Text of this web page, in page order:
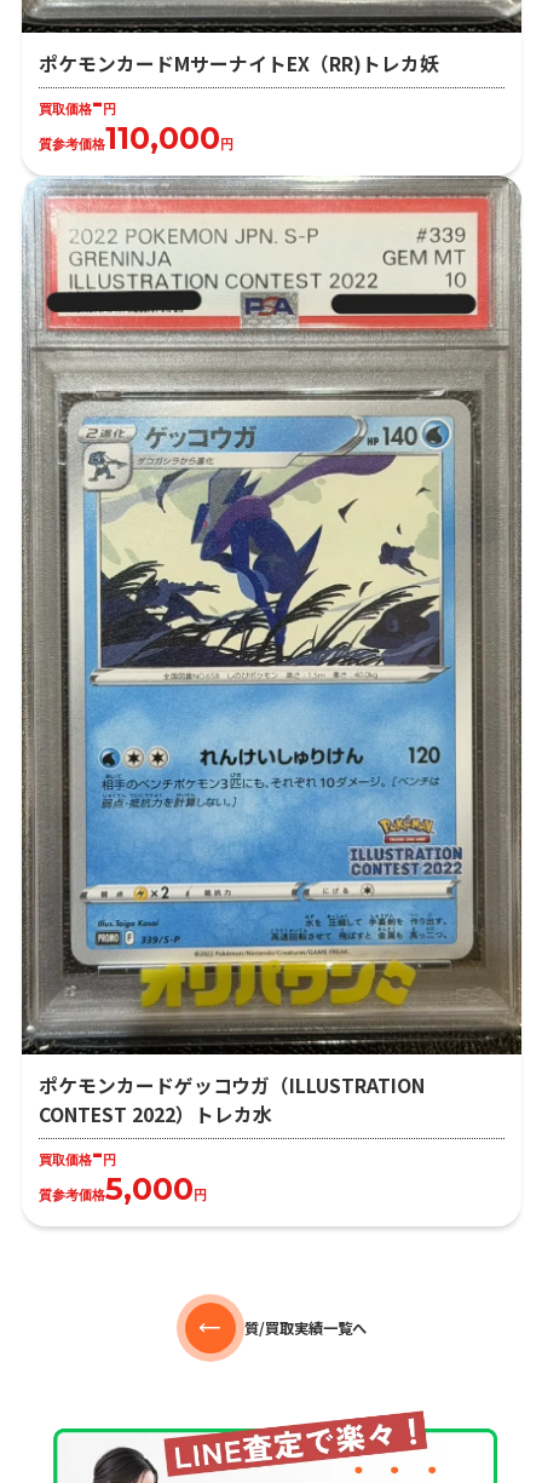
ポケモンカードMサーナイトEX（RR)トレカ妖
買取価格- 円
質参考価格110,000 円
ポケモンカードゲッコウガ（ILLUSTRATION
CONTEST 2022）トレカ水
買取価格- 円
質参考価格5,000 円
質/買取実績一覧へ